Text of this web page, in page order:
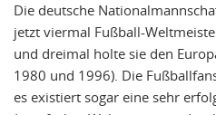
Die deutsche
jetzt viermal Fußball-
und dreimal holte sie den
1980 und 1996). Die
es existiert sogar eine sehr